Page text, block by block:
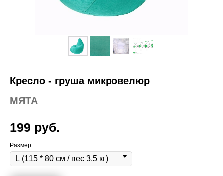
Кресло - груша микровелюр
МЯТА
199 руб.
Размер: